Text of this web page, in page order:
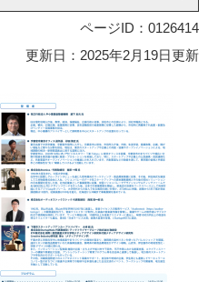
ページID：0126414
更新日：2025年2月19日更新